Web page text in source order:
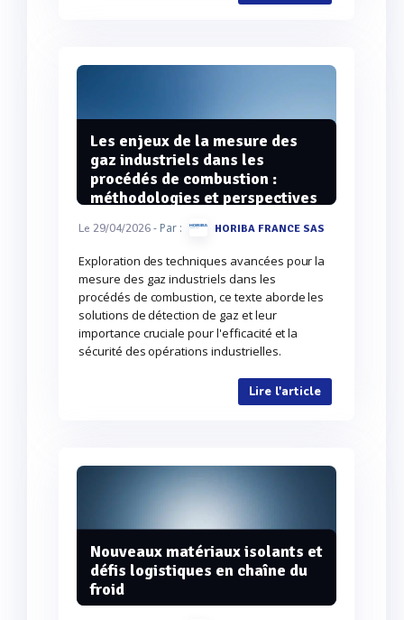
Les enjeux de la mesure des
gaz industriels dans les
procédés de combustion :
méthodologies et perspectives
Le 29/04/2026- Par : HORIBA FRANCE SAS
Exploration des techniques avancées pour la
mesure des gaz industriels dans les
procédés de combustion, ce texte aborde les
solutions de détection de gaz et leur
importance cruciale pour l'efficacité et la
sécurité des opérations industrielles.
Lire l'article
Nouveaux matériaux isolants et
défis logistiques en chaîne du
froid